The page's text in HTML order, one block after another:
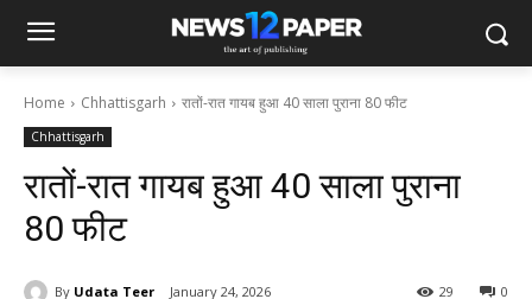
Home Chhattisgarh रातों-रात गायब हुआ 40 साला पुराना 80 फीट
Chhattisgarh
रातों-रात गायब हुआ 40 साला पुराना
80 फीट
By Udata Teer January 24, 2026 0
29